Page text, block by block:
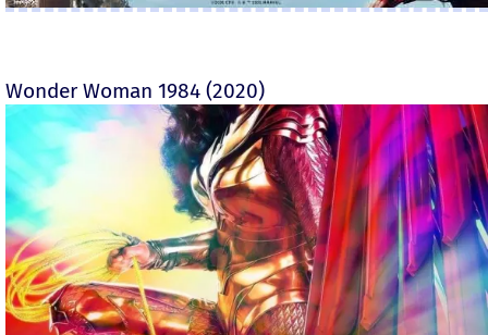
Wonder Woman 1984 (2020)